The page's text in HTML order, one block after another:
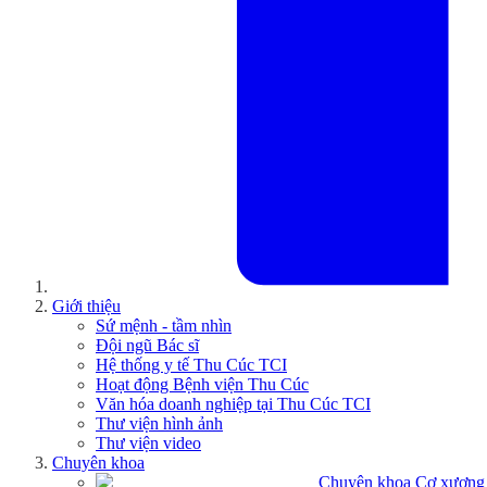
Giới thiệu
Sứ mệnh - tầm nhìn
Đội ngũ Bác sĩ
Hệ thống y tế Thu Cúc TCI
Hoạt động Bệnh viện Thu Cúc
Văn hóa doanh nghiệp tại Thu Cúc TCI
Thư viện hình ảnh
Thư viện video
Chuyên khoa
Chuyên khoa Cơ